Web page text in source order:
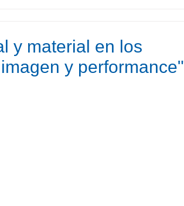
y material en los
y performance"